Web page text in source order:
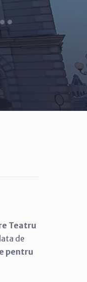
Teatru
de
pentru